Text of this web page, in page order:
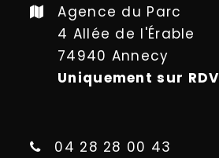
Agence du Parc
4 Allée de l'Érable
74940 Annecy
Uniquement sur RDV
04 28 28 00 43